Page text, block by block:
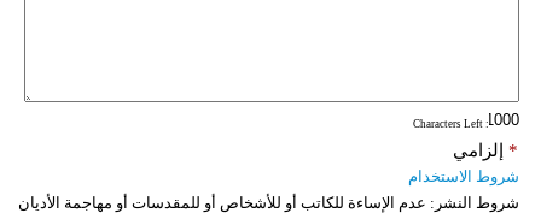
: Characters Left
إلزامي *
شروط الاستخدام
شروط النشر: عدم الإساءة للكاتب أو للأشخاص أو للمقدسات أو مهاجمة الأديان